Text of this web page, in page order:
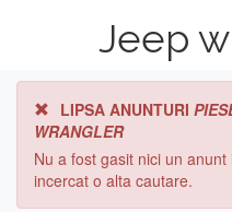
Jeep
LIPSA ANUNTURI
WRANGLER
Nu a fost gasit nici un
incercat o alta cautare.